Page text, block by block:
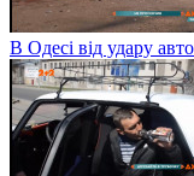
В Одесі від удару